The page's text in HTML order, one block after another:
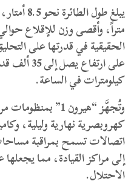
كيلومترات في الساعة.
وتُجهَّز “هيرون 1”
كهروبصرية نهارية وليلية،
اتصالات تسمح بمراقبة
إلى مراكز القيادة، مما يجعلها
الاحتلال.